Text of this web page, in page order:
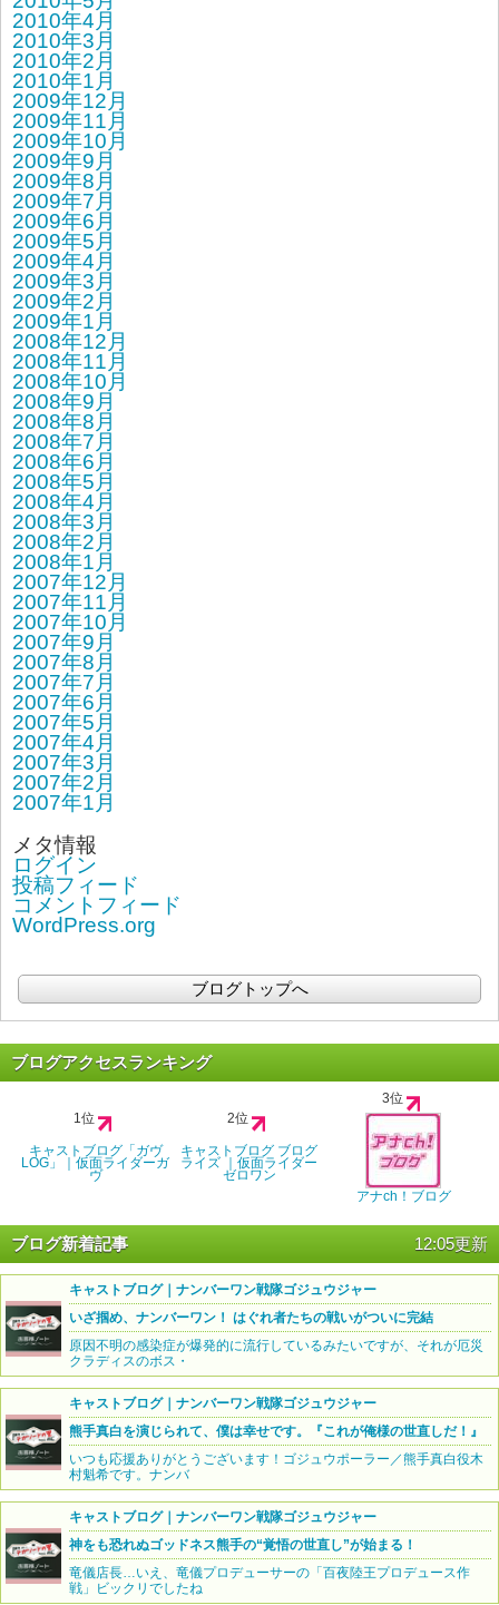
2010年4月
2010年3月
2010年2月
2010年1月
2009年12月
2009年11月
2009年10月
2009年9月
2009年8月
2009年7月
2009年6月
2009年5月
2009年4月
2009年3月
2009年2月
2009年1月
2008年12月
2008年11月
2008年10月
2008年9月
2008年8月
2008年7月
2008年6月
2008年5月
2008年4月
2008年3月
2008年2月
2008年1月
2007年12月
2007年11月
2007年10月
2007年9月
2007年8月
2007年7月
2007年6月
2007年5月
2007年4月
2007年3月
2007年2月
2007年1月
メタ情報
ログイン
投稿フィード
コメントフィード
WordPress.org
ブログトップへ
ブログアクセスランキング
1位
キャストブログ「ガヴ
LOG」｜仮面ライダーガ
ヴ
2位
キャストブログ ブログ
ライズ ｜仮面ライダー
ゼロワン
3位
アナch！ブログ
ブログ新着記事 12:05更新
キャストブログ｜ナンバーワン戦隊ゴジュウジャー
いざ掴め、ナンバーワン！ はぐれ者たちの戦いがついに完結
原因不明の感染症が爆発的に流行しているみたいですが、それが厄災
クラディスのボス・
キャストブログ｜ナンバーワン戦隊ゴジュウジャー
熊手真白を演じられて、僕は幸せです。『これが俺様の世直しだ！』
いつも応援ありがとうございます！ゴジュウポーラー／熊手真白役木
村魁希です。ナンバ
キャストブログ｜ナンバーワン戦隊ゴジュウジャー
神をも恐れぬゴッドネス熊手の“覚悟の世直し”が始まる！
竜儀店長…いえ、竜儀プロデューサーの「百夜陸王プロデュース作
戦」ビックリでしたね